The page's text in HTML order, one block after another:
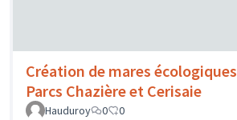
Création de mares écologiques
Parcs Chazière et Cerisaie
Hauduroy
0 0